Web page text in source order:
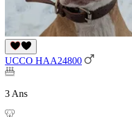
UCCO HAA24800
3 Ans